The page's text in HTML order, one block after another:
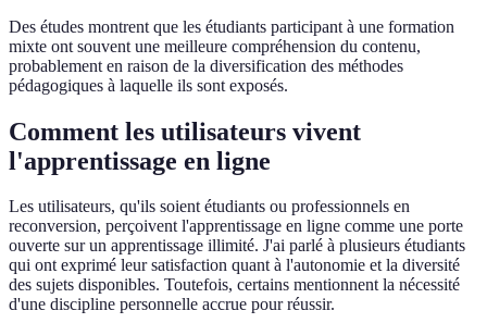
Des études montrent que les étudiants participant à une formation
mixte ont souvent une meilleure compréhension du contenu,
probablement en raison de la diversification des méthodes
pédagogiques à laquelle ils sont exposés.
Comment les utilisateurs vivent
l'apprentissage en ligne
Les utilisateurs, qu'ils soient étudiants ou professionnels en
reconversion, perçoivent l'apprentissage en ligne comme une porte
ouverte sur un apprentissage illimité. J'ai parlé à plusieurs étudiants
qui ont exprimé leur satisfaction quant à l'autonomie et la diversité
des sujets disponibles. Toutefois, certains mentionnent la nécessité
d'une discipline personnelle accrue pour réussir.